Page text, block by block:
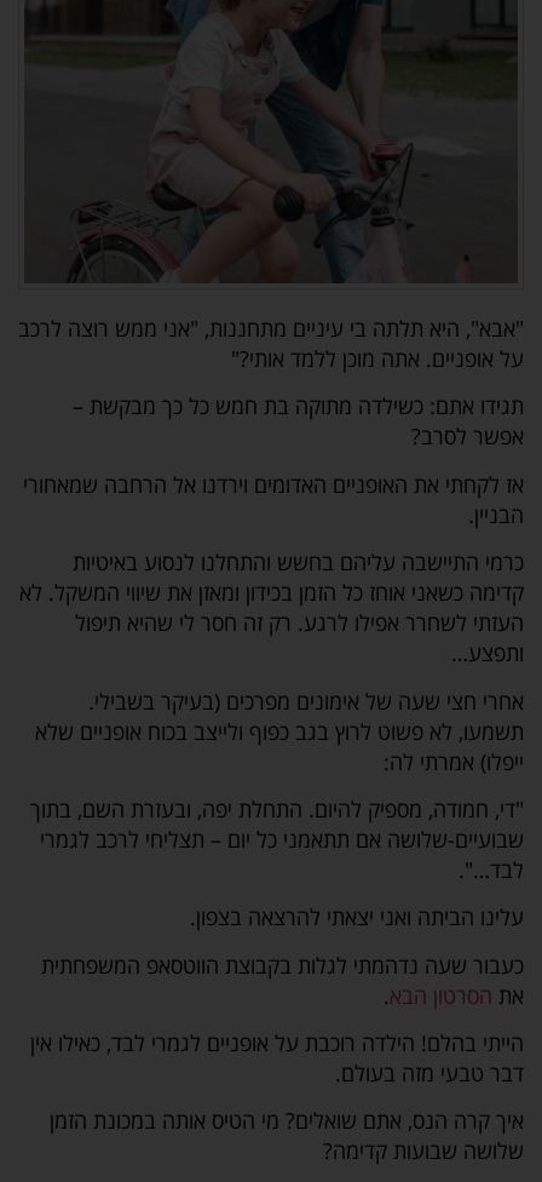
"אבא", היא תלתה בי עיניים מתחננות, "אני ממש רוצה לרכב
על אופניים. אתה מוכן ללמד אותי?"
תגידו אתם: כשילדה מתוקה בת חמש כל כך מבקשת –
אפשר לסרב?
אז לקחתי את האופניים האדומים וירדנו אל הרחבה שמאחורי
הבניין.
כרמי התיישבה עליהם בחשש והתחלנו לנסוע באיטיות
קדימה כשאני אוחז כל הזמן בכידון ומאזן את שיווי המשקל. לא
העזתי לשחרר אפילו לרגע. רק זה חסר לי שהיא תיפול
ותפצע…
אחרי חצי שעה של אימונים מפרכים (בעיקר בשבילי.
תשמעו, לא פשוט לרוץ בגב כפוף ולייצב בכוח אופניים שלא
ייפלו) אמרתי לה:
"די, חמודה, מספיק להיום. התחלת יפה, ובעזרת השם, בתוך
שבועיים-שלושה אם תתאמני כל יום – תצליחי לרכב לגמרי
לבד…".
עלינו הביתה ואני יצאתי להרצאה בצפון.
כעבור שעה נדהמתי לגלות בקבוצת הווטסאפ המשפחתית
את הסרטון הבא.
הייתי בהלם! הילדה רוכבת על אופניים לגמרי לבד, כאילו אין
דבר טבעי מזה בעולם.
איך קרה הנס, אתם שואלים? מי הטיס אותה במכונת הזמן
שלושה שבועות קדימה?